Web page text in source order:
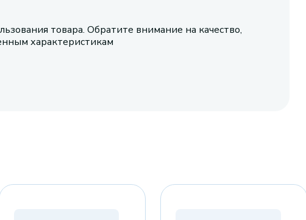
товара. Обратите внимание на качество,
характеристикам